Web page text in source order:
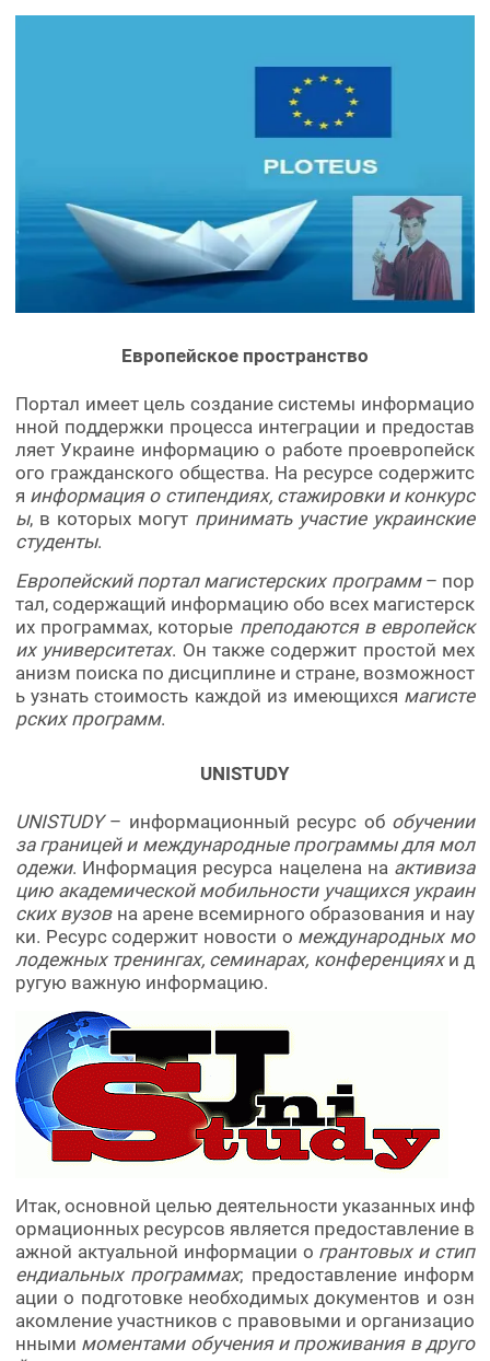
Европейское пространство
Портал имеет цель создание системы информацио
нной поддержки процесса интеграции и предостав
ляет Украине информацию о работе проевропейск
ого гражданского общества. На ресурсе содержитс
я информация о стипендиях, стажировки и конкурс
ы, в которых могут принимать участие украинские
студенты.
Европейский портал магистерских программ– пор
тал, содержащий информацию обо всех магистерск
их программах, которые преподаются в европейск
их университетах. Он также содержит простой мех
анизм поиска по дисциплине и стране, возможност
ь узнать стоимость каждой из имеющихся магисте
рских программ.
UNISTUDY
UNISTUDY– информационный ресурс об обучении
за границей и международные программы для мол
одежи. Информация ресурса нацелена на активиза
цию академической мобильности учащихся украин
ских вузовна арене всемирного образования и нау
ки. Ресурс содержит новости о международных мо
лодежных тренингах, семинарах, конференцияхи д
ругую важную информацию.
Итак, основной целью деятельности указанных инф
ормационных ресурсов является предоставление в
ажной актуальной информации о грантовых и стип
ендиальных программах; предоставление информ
ации о подготовке необходимых документов и озн
акомление участников с правовыми и организацио
нными моментами обучения и проживания в друго